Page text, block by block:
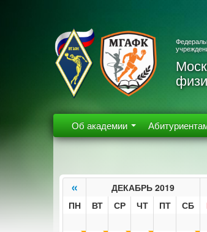
Об академии
« ДЕКАБРЬ 2019
ПН ВТ СР ЧТ ПТ СБ